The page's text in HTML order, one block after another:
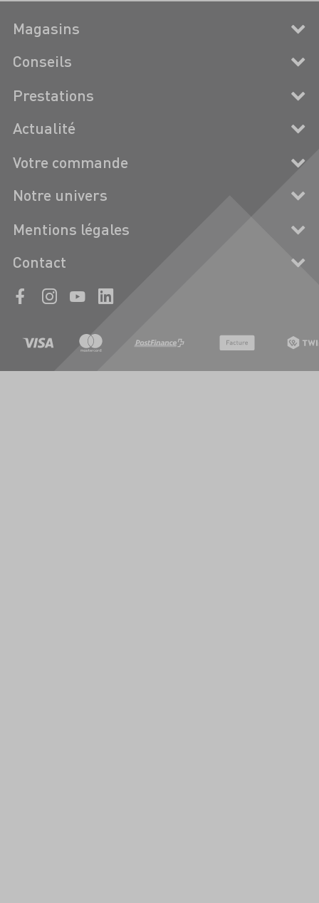
Magasins
Conseils
Prestations
Actualité
Votre commande
Notre univers
Mentions légales
Contact